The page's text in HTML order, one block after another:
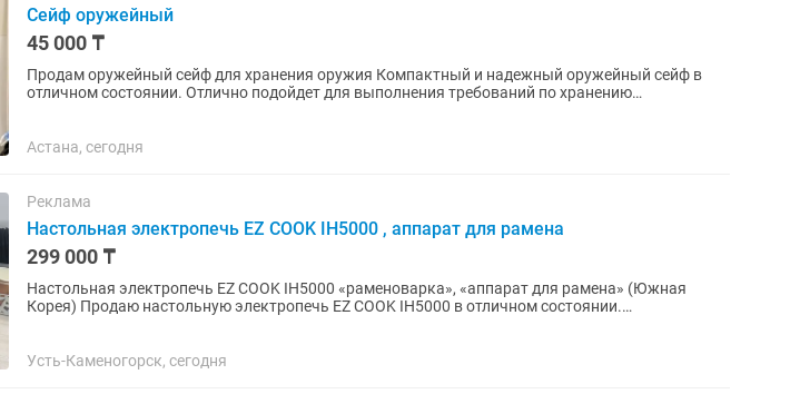
Сейф оружейный
45 000 ₸
Продам оружейный сейф для хранения оружия Компактный и надежный оружейный сейф в
отличном состоянии. Отлично подойдет для выполнения требований по хранению
Астана, сегодня
Реклама
Настольная электропечь EZ COOK IH5000 , аппарат для рамена
299 000 ₸
Настольная электропечь EZ COOK IH5000 «раменоварка», «аппарат для рамена» (Южная
Корея) Продаю настольную электропечь EZ COOK IH5000 в отличном состоянии.
Усть-Каменогорск, сегодня